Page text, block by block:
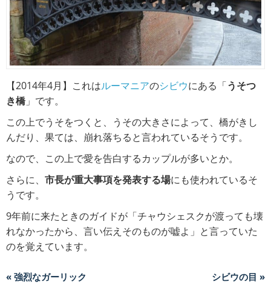
【2014年4月】これはルーマニアのシビウにある「うそつ
き橋」です。
この上でうそをつくと、うその大きさによって、橋がきし
んだり、果ては、崩れ落ちると言われているそうです。
なので、この上で愛を告白するカップルが多いとか。
さらに、 市長が重大事項を発表する場にも使われているそ
うです。
9年前に来たときのガイドが「チャウシェスクが渡っても壊
れなかったから、言い伝えそのものが嘘よ」と言っていた
のを覚えています。
« 強烈なガーリック シビウの目 »